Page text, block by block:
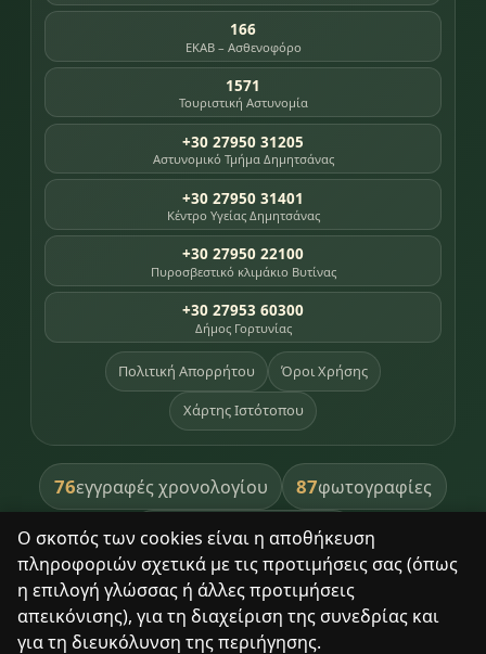
Ο σκοπός των cookies είναι η αποθήκευση
πληροφοριών σχετικά με τις προτιμήσεις σας (όπως
η επιλογή γλώσσας ή άλλες προτιμήσεις
απεικόνισης), για τη διαχείριση της συνεδρίας και
για τη διευκόλυνση της περιήγησης.
166
ΕΚΑΒ – Ασθενοφόρο
1571
Τουριστική Αστυνομία
+30 27950 31205
Αστυνομικό Τμήμα Δημητσάνας
+30 27950 31401
Κέντρο Υγείας Δημητσάνας
+30 27950 22100
Πυροσβεστικό κλιμάκιο Βυτίνας
+30 27953 60300
Δήμος Γορτυνίας
Πολιτική Απορρήτου Όροι Χρήσης
Χάρτης Ιστότοπου
76εγγραφές χρονολογίου 87φωτογραφίες
391βιβλία βιβλιοθήκης
8σημεία κληρονομιάς